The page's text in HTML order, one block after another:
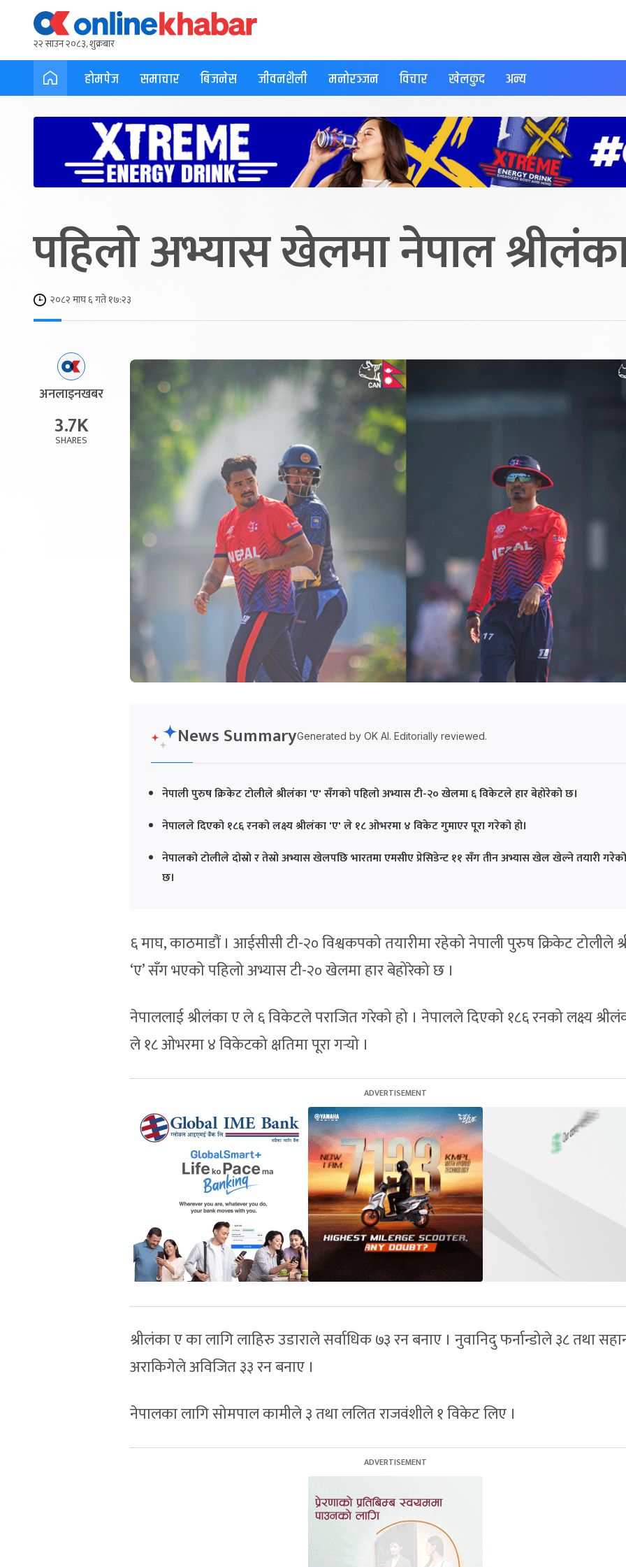
२२ साउन २०८३, शुक्रबार
होमपेज समाचार बिजनेस जीवनशैली मनोरञ्जन विचार खेलकुद अन्य
पहिलो अभ्यास खेलमा नेपाल
२०८२ माघ ६ गते १७:२३
अनलाइनखबर
3.7K
SHARES
News SummaryGenerated by OK AI. Editorially reviewed.
नेपाली पुरुष क्रिकेट टोलीले श्रीलंका 'ए' सँगको पहिलो अभ्यास टी-२० खेलमा ६ विकेटले हार बेहोरेको छ।
नेपालले दिएको १८६ रनको लक्ष्य श्रीलंका 'ए' ले १८ ओभरमा ४ विकेट गुमाएर पूरा गरेको हो।
नेपालको टोलीले दोस्रो र तेस्रो अभ्यास खेलपछि भारतमा एमसीए प्रेसिडेन्ट ११ सँग तीन अभ्यास खेल खेल्ने तयारी गरेको
छ।
६ माघ, काठमाडौं । आईसीसी टी-२० विश्वकपको तयारीमा रहेको नेपाली पुरुष क्रिकेट टोलीले
‘ए’ सँग भएको पहिलो अभ्यास टी-२० खेलमा हार बेहोरेको छ ।
नेपाललाई श्रीलंका ए ले ६ विकेटले पराजित गरेको हो । नेपालले दिएको १८६ रनको लक्ष्य
ले १८ ओभरमा ४ विकेटको क्षतिमा पूरा गर्‍यो ।
श्रीलंका ए का लागि लाहिरु उडाराले सर्वाधिक ७३ रन बनाए । नुवानिदु फर्नान्डोले ३८ तथा
अराकिगेले अविजित ३३ रन बनाए ।
नेपालका लागि सोमपाल कामीले ३ तथा ललित राजवंशीले १ विकेट लिए ।